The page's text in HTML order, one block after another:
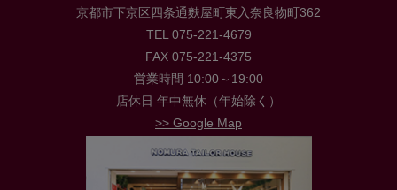
京都市下京区四条通麩屋町東入奈良物町362
TEL 075-221-4679
FAX 075-221-4375
営業時間 10:00～19:00
店休日 年中無休（年始除く）
>> Google Map